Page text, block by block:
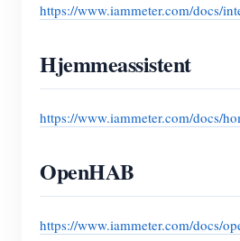
https://www.iammeter.com/docs/
Hjemmeassistent
https://www.iammeter.com/docs/
OpenHAB
https://www.iammeter.com/docs/